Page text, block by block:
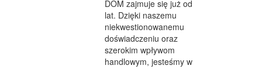
SPRZĄTANIE, PORZĄDKOWANIE
SERWIS
OPIEKA
DOM zajmuje się już od
lat. Dzięki naszemu
niekwestionowanemu
doświadczeniu oraz
szerokim wpływom
handlowym, jesteśmy w